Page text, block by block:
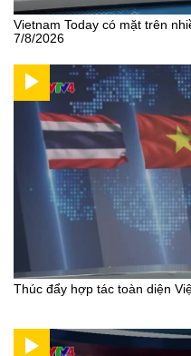
Vietnam Today có mặt trên
7/8/2026
Thúc đẩy hợp tác toàn diện